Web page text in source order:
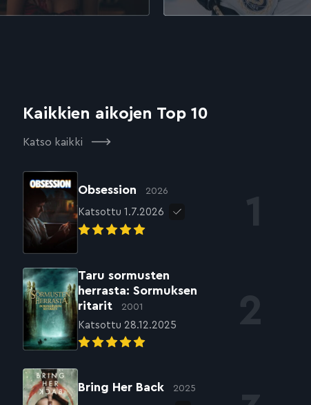
Kaikkien aikojen Top 10
Katso kaikki
Obsession 2026
Katsottu 1.7.2026
Taru sormusten
herrasta: Sormuksen
ritarit
2001
Katsottu 28.12.2025
Bring Her Back 2025